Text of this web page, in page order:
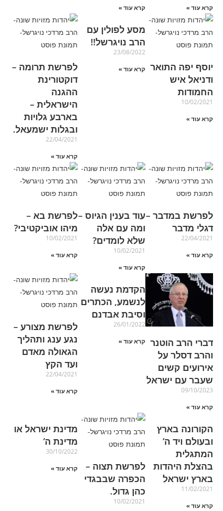
קרא עוד »
קרא עוד »
יוסף יפה התואר
ודניאל איש
החמודות
10/02/2021
קרא עוד »
מסע לפולין עם
הרב נויגרשל!!
23/08/2022
קרא עוד »
לפרשת תרומה –
דוקטורינת
ההגנה
הישראלית –
בארבע גלויות
ובגלות ישמעאל.
22/04/2021
קרא עוד »
לפרשת במדבר –
דגלי מדבר
22/04/2021
קרא עוד »
עוד בענין הגיוס –
ומה עם אלה
שלא לומדים?
10/02/2021
קרא עוד »
לפרשת בא –
מיהו אוביקטיבי?
10/02/2021
קרא עוד »
דברי הרב הוטנר
והרב דסלר על
אירועים קשים
שעבר עם ישראל
09/10/2023
קרא עוד »
הקדמת נעשה
לנשמע, הכתרים
וסיבת אבדנם
26/01/2022
קרא עוד »
לפרשת מצורע –
נגע ענג ותהליך
הגאולה מאדם
ועד הקץ
22/04/2021
קרא עוד »
הקורונה בארץ
ובעולם ויד ה’
המתגלית
בהצלת היהדות
בארץ ישראל
11/02/2021
קרא עוד »
לפרשת תצוה –
הכפרה שבבגדי
כהן גדול.
10/02/2021
מדינת ישראל או
מדינת ה’
30/10/2022
קרא עוד »